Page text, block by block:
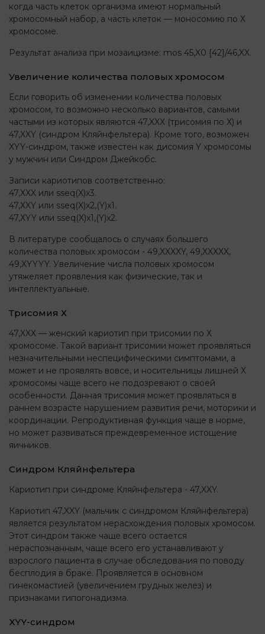
когда часть клеток организма имеют нормальный
хромосомный набор, а часть клеток — моносомию по Х
хромосоме.
Результат анализа при мозаицизме: mos 45,X0 [42]/46,XX.
Увеличение количества половых хромосом
Если говорить об изменении количества половых
хромосом, то возможно несколько вариантов, самыми
частыми из которых являются 47,XXX (трисомия по Х) и
47,XXY (синдром Кляйнфельтера). Кроме того, возможен
XYY-синдром, также известен как дисомия Y хромосомы
у мужчин или Синдром Джейкобс.
Записи кариотипов соответственно:
47,ХXX или sseq(X)x3.
47,ХXY или sseq(X)x2,(Y)х1.
47,ХYY или sseq(X)x1,(Y)х2.
В литературе сообщалось о случаях большего
количества половых хромосом - 49,XXXXY, 49,XXXXX,
49,XYYYY. Увеличение числа половых хромосом
утяжеляет проявления как физические, так и
интеллектуальные.
Трисомия Х
47,XXX — женский кариотип при трисомии по Х
хромосоме. Такой вариант трисомии может проявляться
незначительными неспецифическими симптомами, а
может и не проявлять вовсе, и носительницы лишней Х
хромосомы чаще всего не подозревают о своей
особенности. Данная трисомия может проявляться в
раннем возрасте нарушением развития речи, моторики и
координации. Репродуктивная функция чаще в норме,
но может развиваться преждевременное истощение
яичников.
Синдром Кляйнфельтера
Кариотип при синдроме Кляйнфельтера - 47,XXY.
Кариотип 47,XXY (мальчик с синдромом Кляйнфельтера)
является результатом нерасхождения половых хромосом.
Этот синдром также чаще всего остается
нераспознанным, чаще всего его устанавливают у
взрослого пациента в случае обследования по поводу
бесплодия в браке. Проявляется в основном
гинекомастией (увеличением грудных желез) и
признаками гипогонадизма.
XYY-синдром